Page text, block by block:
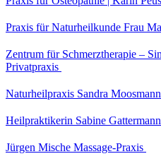
Praxis für Naturheilkunde Frau
Zentrum für Schmerztherapie –
Privatpraxis
Naturheilpraxis Sandra Moosmann
Heilpraktikerin Sabine Gattermann
Jürgen Mische Massage-Praxis